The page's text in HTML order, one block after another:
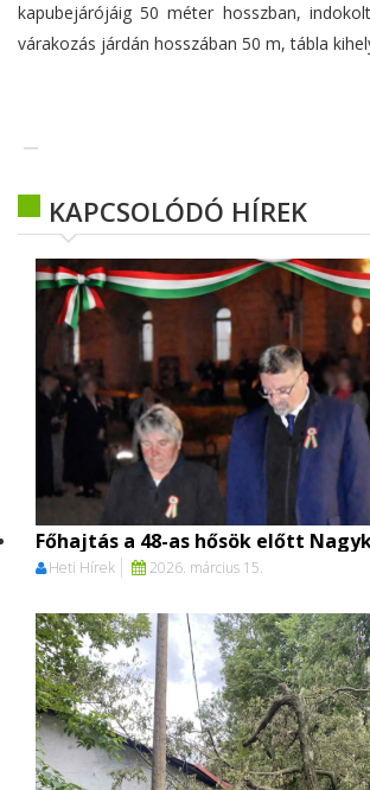
kapubejárójáig 50 méter hosszban,
várakozás járdán hosszában 50 m, tábla
KAPCSOLÓDÓ HÍREK
Főhajtás a 48-as hősök előtt
Heti Hírek 2026. március 15.